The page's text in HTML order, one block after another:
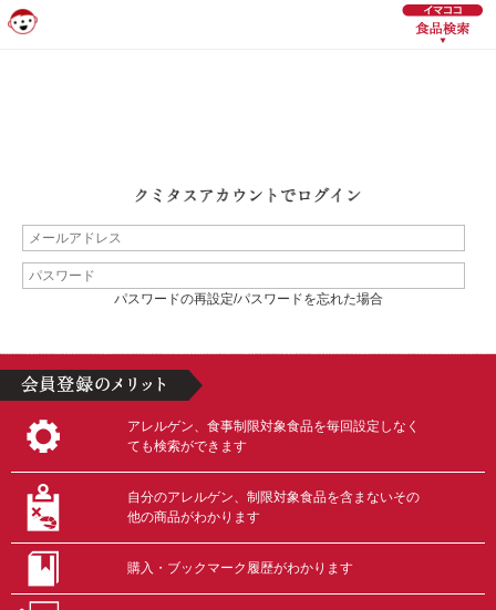
パスワードの再設定/パスワードを忘れた場合
アレルゲン、食事制限対象食品を毎回設定しなく
ても検索ができます
自分のアレルゲン、制限対象食品を含まないその
他の商品がわかります
購入・ブックマーク履歴がわかります